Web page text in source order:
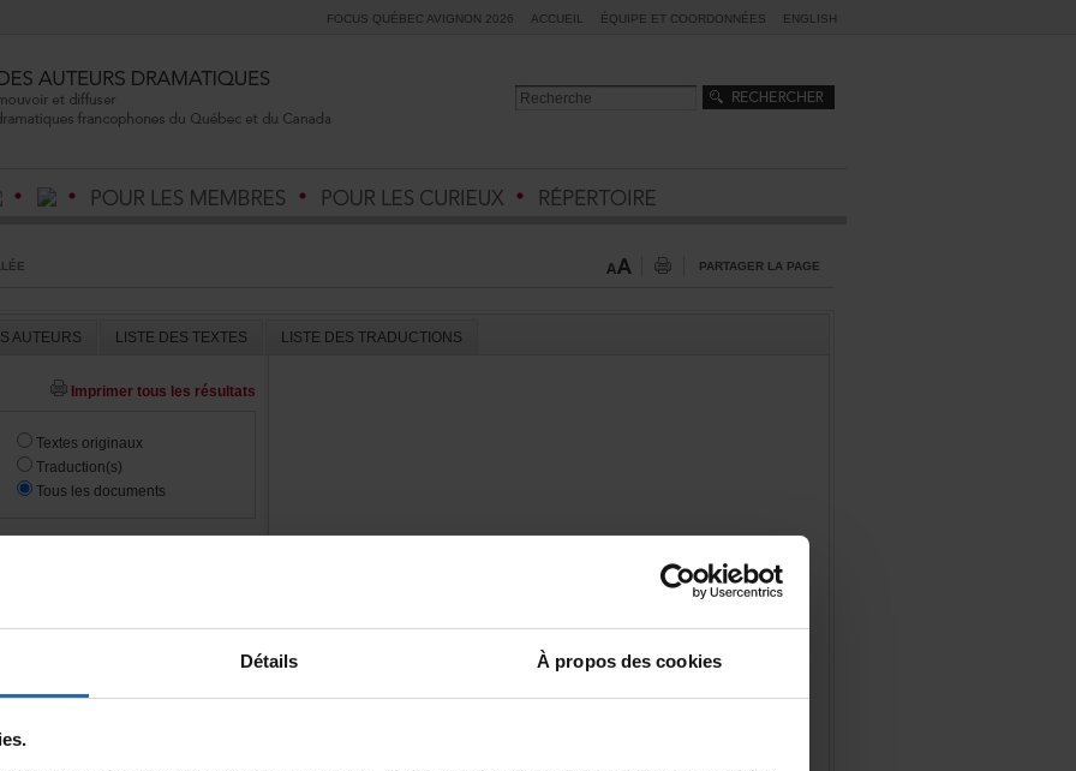
Détails Àproposdescookies
FOCUSQUÉBECAVIGNON2026 ACCUEIL ÉQUIPEETCOORDONNÉES ENGLISH
PARTAGERLAPAGE
LISTEDESTEXTES LISTEDESTRADUCTIONS
Imprimertouslesrésultats
Textesoriginaux
Traduction(s)
Touslesdocuments